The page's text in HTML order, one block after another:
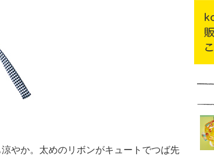
やか。太めのリボンがキュートでつば先